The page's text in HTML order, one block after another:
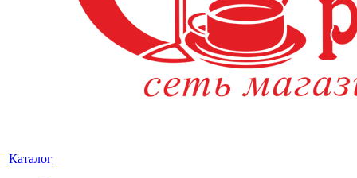
Каталог